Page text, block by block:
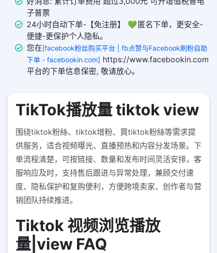
子普票
24小时自动下单-【免注册】 💚 匿名下单，更安全-
便捷-更保护个人隐私。
您在[facebook粉丝购买平台 | fb点赞与Facebook刷粉自助
下单 - facebookin.com] https://www.facebookin.com
平台的下单信息保密, 敬请放心。
TikTok播放量 tiktok view
围绕tiktok粉絲、tiktok增粉、買tiktok粉絲等需求提
供服务，适合视频曝光、直播预热和内容分发场景。下
单流程清楚，可按链接、数量和发布时间灵活安排，客
服响应及时，支持售后跟进与异常处理，兼顾交付速
度、隐私保护和复购便利，方便跨境卖家、创作者与营
销团队持续推进。
Tiktok 视频浏览播放
量|view FAQ